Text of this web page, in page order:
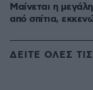
Μαίνεται η
από σπίτια,
ΔΕΙΤΕ ΟΛΕΣ